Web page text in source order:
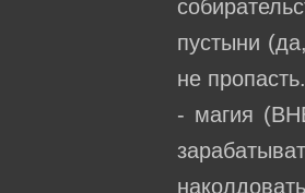
пустыни
не
- магия